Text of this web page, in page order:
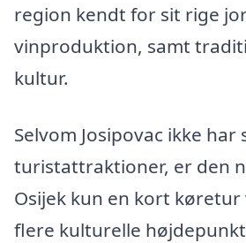
region kendt for sit rige
vinproduktion, samt
kultur.
Selvom Josipovac ikke har
turistattraktioner, er den
Osijek kun en kort
flere kulturelle